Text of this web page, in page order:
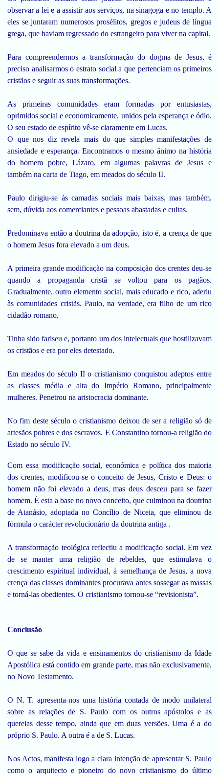
observar a lei e a assistir aos serviços, na sinagoga e no templo. A
eles se juntaram numerosos prosélitos, gregos e judeus de língua
grega, que haviam regressado do estrangeiro para viver na capital.
Para compreendermos a transformação do dogma de Jesus, é
preciso analisarmos o estrato social a que pertenciam os primeiros
cristãos e seguir as suas transformações.
As primeiras comunidades eram formadas por entusiastas,
oprimidos social e economicamente, unidos pela esperança e ódio.
O seu estado de espírito vê-se claramente em Lucas.
O que nos diz revela mais do que simples manifestações de
ansiedade e esperança. Encontramos o mesmo ânimo na história
do homem pobre, Lázaro, em algumas palavras de Jesus e
também na carta de Tiago, em meados do século II.
Paulo dirigiu-se às camadas sociais mais baixas, mas também,
sem, dúvida aos comerciantes e pessoas abastadas e cultas.
Predominava então a doutrina da adopção, isto é, a crença de que
o homem Jesus fora elevado a um deus.
A primeira grande modificação na composição dos crentes deu-se
quando a propaganda cristã se voltou para os pagãos.
Gradualmente, outro elemento social, mais educado e rico, aderiu
às comunidades cristãs. Paulo, na verdade, era filho de um rico
cidadão romano.
Tinha sido fariseu e, portanto um dos intelectuais que hostilizavam
os cristãos e era por eles detestado.
Em meados do século II o cristianismo conquistou adeptos entre
as classes média e alta do Império Romano, principalmente
mulheres. Penetrou na aristocracia dominante.
No fim deste século o cristianismo deixou de ser a religião só de
artesãos pobres e dos escravos. E Constantino tornou-a religião do
Estado no século IV.
Com essa modificação social, económica e política dos maioria
dos crentes, modificou-se o conceito de Jesus, Cristo e Deus: o
homem não foi elevado a deus, mas deus desceu para se fazer
homem. É esta a base no novo conceito, que culminou na doutrina
de Atanásio, adoptada no Concílio de Niceia, que eliminou da
fórmula o carácter revolucionário da doutrina antiga .
A transformação teológica reflectiu a modificação social. Em vez
de se manter uma religião de rebeldes, que estimulava o
crescimento espiritual individual, à semelhança de Jesus, a nova
crença das classes dominantes procurava antes sossegar as massas
e torná-las obedientes. O cristianismo tornou-se “revisionista”.
Conclusão
O que se sabe da vida e ensinamentos do cristianismo da Idade
Apostólica está contido em grande parte, mas não exclusivamente,
no Novo Testamento.
O N. T. apresenta-nos uma história contada de modo unilateral
sobre as relações de S. Paulo com os outros apóstolos e as
querelas desse tempo, ainda que em duas versões. Uma é a do
próprio S. Paulo. A outra é a de S. Lucas.
Nos Actos, manifesta logo a clara intenção de apresentar S. Paulo
como o arquitecto e pioneiro do novo cristianismo do último